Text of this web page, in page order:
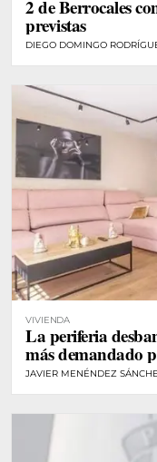
2 de Berrocales
previstas
DIEGO DOMINGO
VIVIENDA
La periferia
más demandado
JAVIER MENÉNDEZ